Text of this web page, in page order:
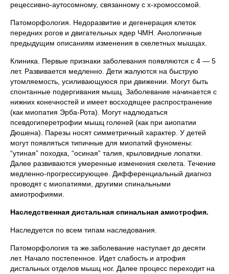
рецессивно-аутосомному, связанному с x-хромоссомой.
Патоморфология. Недоразвитие и дегенерация клеток
передних рогов и двигательных ядер ЧМН. Анологичные
предыдущим описаниям изменения в скелетных мышцах.
Клиника. Первые признаки заболевания появляются с 4 — 5
лет. Развивается медленно. Дети жалуются на быструю
утомляемость, усиливающуюся при движении. Могут быть
спонтанные подергивания мышц. Заболевание начинается с
нижних конечностей и имеет восходящее распространение
(как миопатия Эрба-Рота). Могут надлюдаться
псевдогиперетрофии мышц голеней (как при аиопатии
Дюшена). Парезы носят симметричный характер. У детей
могут появляться типичные для миопатий фуномены:
“утиная” походка, “осиная” талия, крыловидные лопатки.
Далее развиваются умеренные изменения скелета. Течение
медленно-прогрессирующее. Дифференциальный диагноз
проводят с миопатиями, другими спинальными
амиотрофиями.
Наследственная дистальная спинальная амиотрофия.
Наследуется по всем типам наследования.
Патоморфология та же.заболевание наступает до десяти
лет. Начало постепенное. Идет слабость и атрофия
дистальных отделов мышц ног. Далее процесс переходит на